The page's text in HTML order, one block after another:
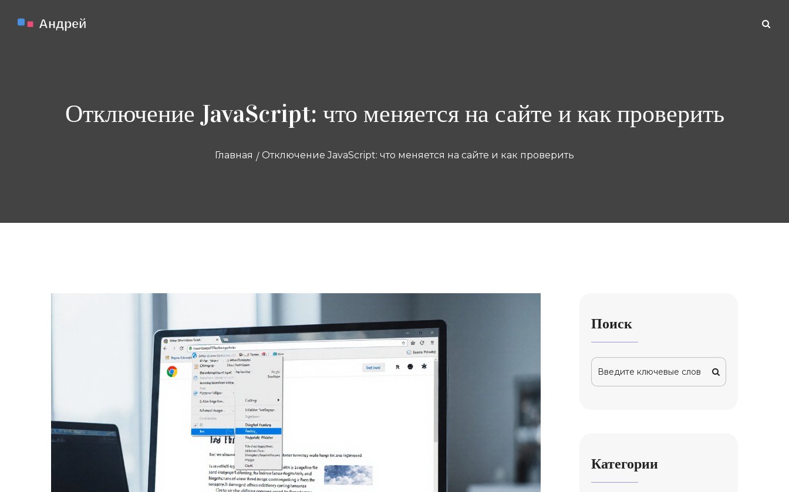
Отключение JavaScript: что меняется на сайте и как проверить
Главная Отключение JavaScript: что меняется на сайте и как проверить
Поиск
Категории